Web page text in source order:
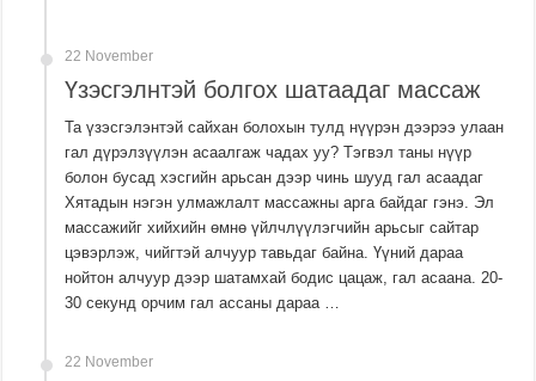
22 November
Үзэсгэлнтэй болгох шатаадаг массаж
Та үзэсгэлэнтэй сайхан болохын тулд нүүрэн дээрээ улаан
гал дүрэлзүүлэн асаалгаж чадах уу? Тэгвэл таны нүүр
болон бусад хэсгийн арьсан дээр чинь шууд гал асаадаг
Хятадын нэгэн улмажлалт массажны арга байдаг гэнэ. Эл
массажийг хийхийн өмнө үйлчлүүлэгчийн арьсыг сайтар
цэвэрлэж, чийгтэй алчуур тавьдаг байна. Үүний дараа
нойтон алчуур дээр шатамхай бодис цацаж, гал асаана. 20-
30 секунд орчим гал ассаны дараа …
22 November